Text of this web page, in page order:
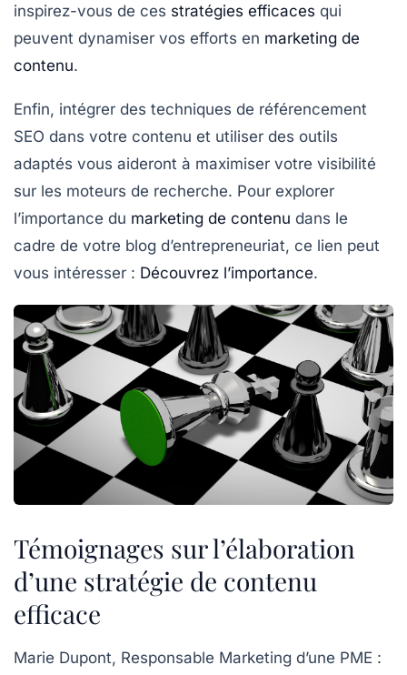
inspirez-vous de ces stratégies efficaces qui
peuvent dynamiser vos efforts en marketing de
contenu.
Enfin, intégrer des techniques de référencement
SEO dans votre contenu et utiliser des outils
adaptés vous aideront à maximiser votre visibilité
sur les moteurs de recherche. Pour explorer
l’importance du marketing de contenu dans le
cadre de votre blog d’entrepreneuriat, ce lien peut
vous intéresser : Découvrez l’importance.
Témoignages sur l’élaboration
d’une stratégie de contenu
efficace
Marie Dupont, Responsable Marketing d’une PME :